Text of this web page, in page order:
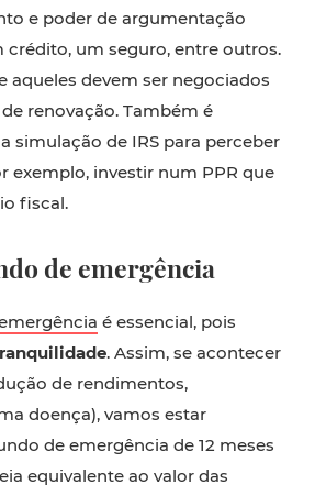
e poder de argumentação
crédito, um seguro, entre outros.
aqueles devem ser negociados
renovação. Também é
simulação de IRS para perceber
exemplo, investir num PPR que
fiscal.
de emergência
é essencial, pois
. Assim, se acontecer
de rendimentos,
doença), vamos estar
de emergência de 12 meses
equivalente ao valor das